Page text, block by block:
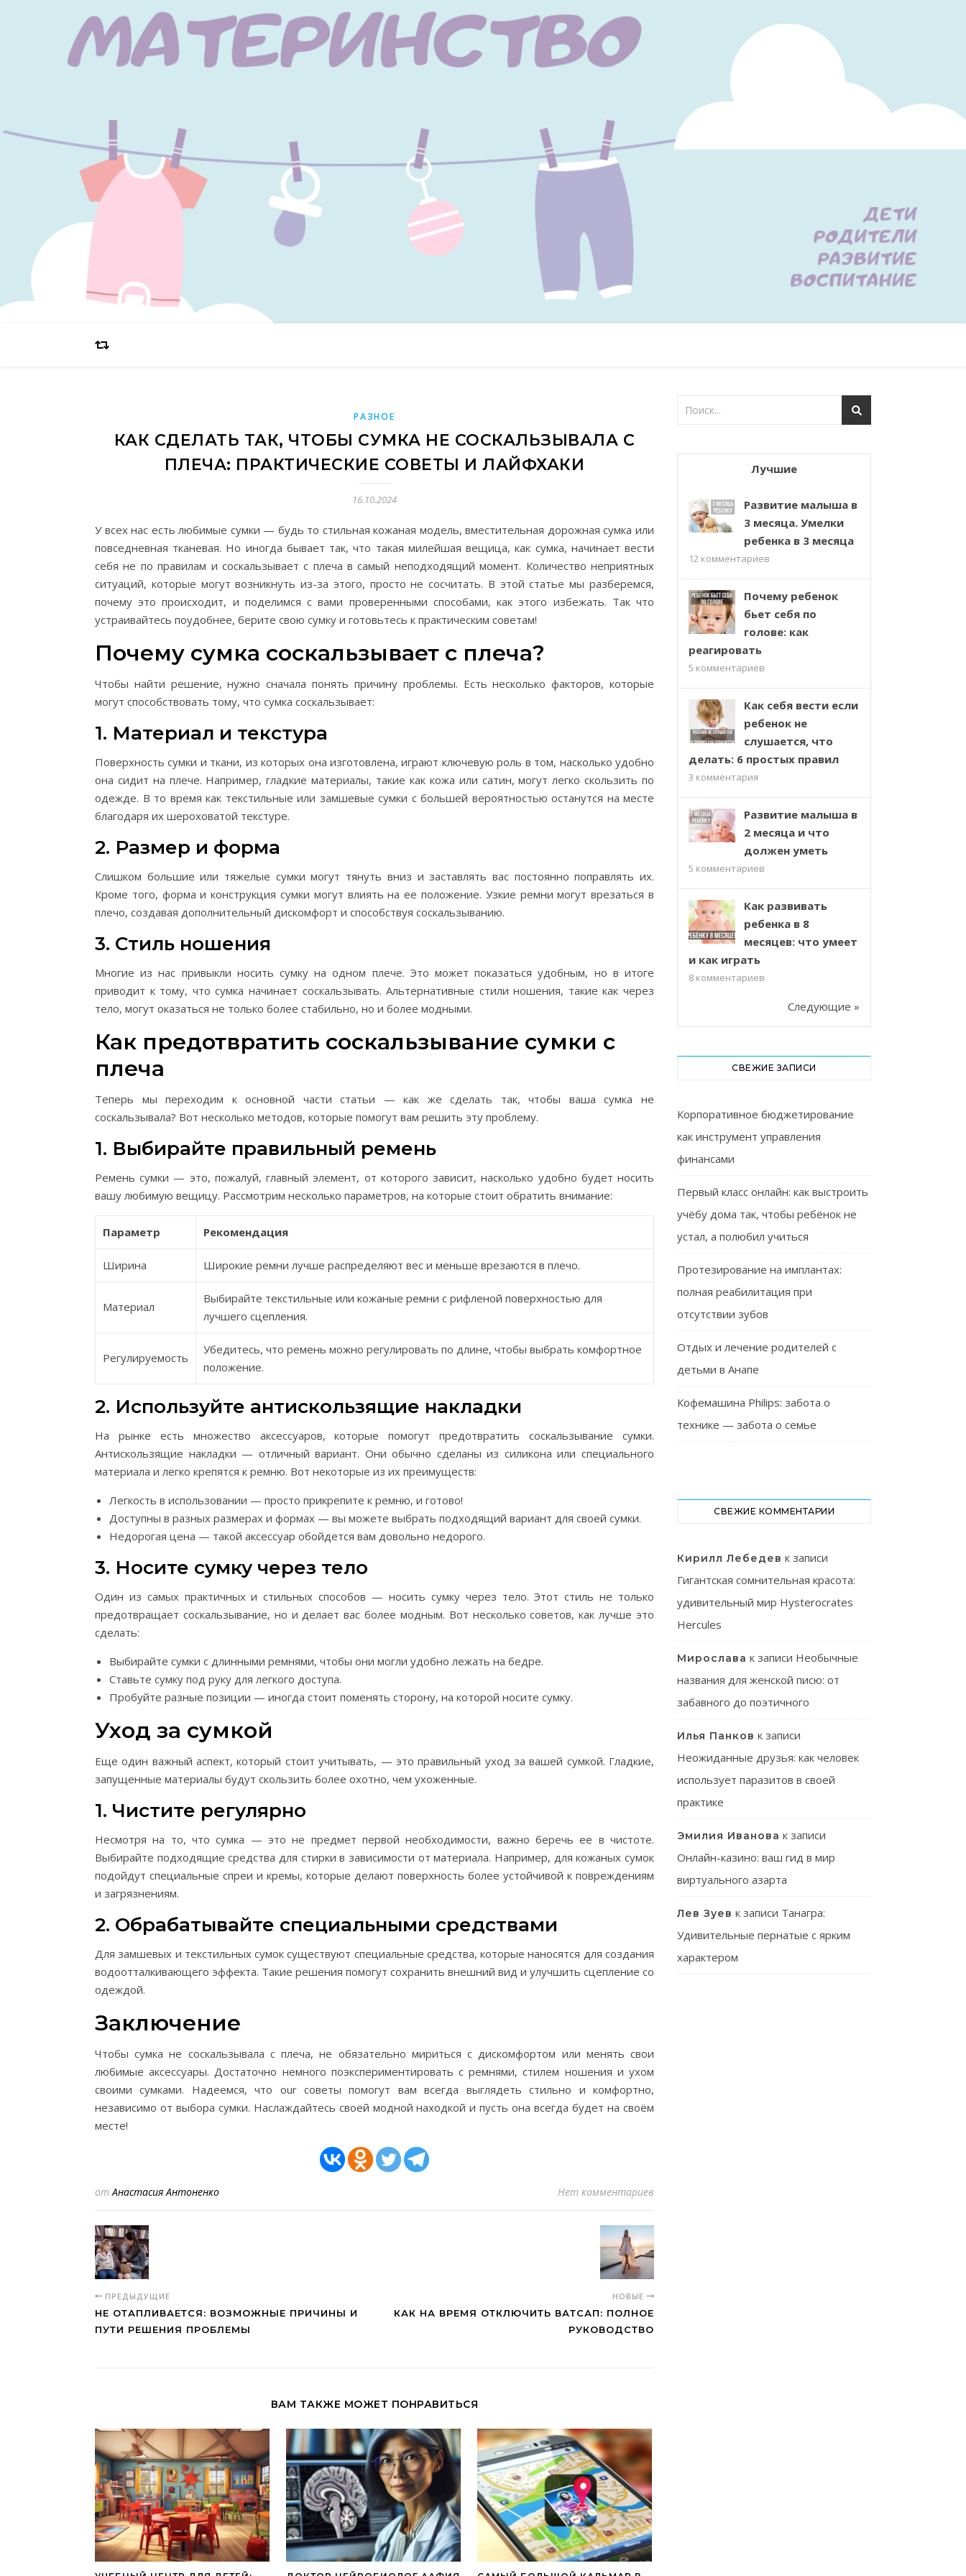
РАЗНОЕ
КАК СДЕЛАТЬ ТАК, ЧТОБЫ СУМКА НЕ СОСКАЛЬЗЫВАЛА С
ПЛЕЧА: ПРАКТИЧЕСКИЕ СОВЕТЫ И ЛАЙФХАКИ
16.10.2024
У всех нас есть любимые сумки — будь то стильная кожаная модель, вместительная дорожная сумка или
повседневная тканевая. Но иногда бывает так, что такая милейшая вещица, как сумка, начинает вести
себя не по правилам и соскальзывает с плеча в самый неподходящий момент. Количество неприятных
ситуаций, которые могут возникнуть из-за этого, просто не сосчитать. В этой статье мы разберемся,
почему это происходит, и поделимся с вами проверенными способами, как этого избежать. Так что
устраивайтесь поудобнее, берите свою сумку и готовьтесь к практическим советам!
Почему сумка соскальзывает с плеча?
Чтобы найти решение, нужно сначала понять причину проблемы. Есть несколько факторов, которые
могут способствовать тому, что сумка соскальзывает:
1. Материал и текстура
Поверхность сумки и ткани, из которых она изготовлена, играют ключевую роль в том, насколько удобно
она сидит на плече. Например, гладкие материалы, такие как кожа или сатин, могут легко скользить по
одежде. В то время как текстильные или замшевые сумки с большей вероятностью останутся на месте
благодаря их шероховатой текстуре.
2. Размер и форма
Слишком большие или тяжелые сумки могут тянуть вниз и заставлять вас постоянно поправлять их.
Кроме того, форма и конструкция сумки могут влиять на ее положение. Узкие ремни могут врезаться в
плечо, создавая дополнительный дискомфорт и способствуя соскальзыванию.
3. Стиль ношения
Многие из нас привыкли носить сумку на одном плече. Это может показаться удобным, но в итоге
приводит к тому, что сумка начинает соскальзывать. Альтернативные стили ношения, такие как через
тело, могут оказаться не только более стабильно, но и более модными.
Как предотвратить соскальзывание сумки с
плеча
Теперь мы переходим к основной части статьи — как же сделать так, чтобы ваша сумка не
соскальзывала? Вот несколько методов, которые помогут вам решить эту проблему.
1. Выбирайте правильный ремень
Ремень сумки — это, пожалуй, главный элемент, от которого зависит, насколько удобно будет носить
вашу любимую вещицу. Рассмотрим несколько параметров, на которые стоит обратить внимание:
Параметр Рекомендация
Ширина Широкие ремни лучше распределяют вес и меньше врезаются в плечо.
Материал
Выбирайте текстильные или кожаные ремни с рифленой поверхностью для
лучшего сцепления.
Регулируемость
Убедитесь, что ремень можно регулировать по длине, чтобы выбрать комфортное
положение.
2. Используйте антискользящие накладки
На рынке есть множество аксессуаров, которые помогут предотвратить соскальзывание сумки.
Антискользящие накладки — отличный вариант. Они обычно сделаны из силикона или специального
материала и легко крепятся к ремню. Вот некоторые из их преимуществ:
Легкость в использовании — просто прикрепите к ремню, и готово!
Доступны в разных размерах и формах — вы можете выбрать подходящий вариант для своей сумки.
Недорогая цена — такой аксессуар обойдется вам довольно недорого.
3. Носите сумку через тело
Один из самых практичных и стильных способов — носить сумку через тело. Этот стиль не только
предотвращает соскальзывание, но и делает вас более модным. Вот несколько советов, как лучше это
сделать:
Выбирайте сумки с длинными ремнями, чтобы они могли удобно лежать на бедре.
Ставьте сумку под руку для легкого доступа.
Пробуйте разные позиции — иногда стоит поменять сторону, на которой носите сумку.
Уход за сумкой
Еще один важный аспект, который стоит учитывать, — это правильный уход за вашей сумкой. Гладкие,
запущенные материалы будут скользить более охотно, чем ухоженные.
1. Чистите регулярно
Несмотря на то, что сумка — это не предмет первой необходимости, важно беречь ее в чистоте.
Выбирайте подходящие средства для стирки в зависимости от материала. Например, для кожаных сумок
подойдут специальные спреи и кремы, которые делают поверхность более устойчивой к повреждениям
и загрязнениям.
2. Обрабатывайте специальными средствами
Для замшевых и текстильных сумок существуют специальные средства, которые наносятся для создания
водоотталкивающего эффекта. Такие решения помогут сохранить внешний вид и улучшить сцепление со
одеждой.
Заключение
Чтобы сумка не соскальзывала с плеча, не обязательно мириться с дискомфортом или менять свои
любимые аксессуары. Достаточно немного поэкспериментировать с ремнями, стилем ношения и ухом
своими сумками. Надеемся, что our советы помогут вам всегда выглядеть стильно и комфортно,
независимо от выбора сумки. Наслаждайтесь своей модной находкой и пусть она всегда будет на своём
месте!
отАнастасия Антоненко Нет комментариев
ПРЕДЫДУЩИЕ
НЕ ОТАПЛИВАЕТСЯ: ВОЗМОЖНЫЕ ПРИЧИНЫ И
ПУТИ РЕШЕНИЯ ПРОБЛЕМЫ
НОВЫЕ
КАК НА ВРЕМЯ ОТКЛЮЧИТЬ ВАТСАП: ПОЛНОЕ
РУКОВОДСТВО
ВАМ ТАКЖЕ МОЖЕТ ПОНРАВИТЬСЯ
Лучшие
Развитие малыша в
3 месяца. Умелки
ребенка в 3 месяца
12 комментариев
Почему ребенок
бьет себя по
голове: как
реагировать
5 комментариев
Как себя вести если
ребенок не
слушается, что
делать: 6 простых правил
3 комментария
Развитие малыша в
2 месяца и что
должен уметь
5 комментариев
Как развивать
ребенка в 8
месяцев: что умеет
и как играть
8 комментариев
Следующие »
СВЕЖИЕ ЗАПИСИ
Корпоративное бюджетирование
как инструмент управления
финансами
Первый класс онлайн: как выстроить
учёбу дома так, чтобы ребёнок не
устал, а полюбил учиться
Протезирование на имплантах:
полная реабилитация при
отсутствии зубов
Отдых и лечение родителей с
детьми в Анапе
Кофемашина Philips: забота о
технике — забота о семье
СВЕЖИЕ КОММЕНТАРИИ
Кирилл Лебедев к записи
Гигантская сомнительная красота:
удивительный мир Hysterocrates
Hercules
Мирослава к записи Необычные
названия для женской писю: от
забавного до поэтичного
Илья Панков к записи
Неожиданные друзья: как человек
использует паразитов в своей
практике
Эмилия Иванова к записи
Онлайн-казино: ваш гид в мир
виртуального азарта
Лев Зуев к записи Танагра:
Удивительные пернатые с ярким
характером